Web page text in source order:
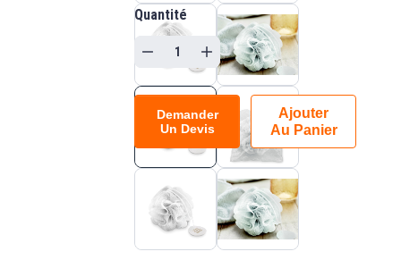
Quantité
Demander
Un Devis
Ajouter
Au Panier